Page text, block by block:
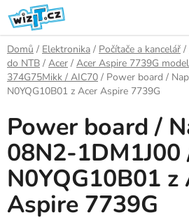
Přejít
na
obsah
Domů / Elektronika / Počítače a kancelář /
do NTB / Acer / Acer Aspire 7739G
374G75Mikk / AIC70 / Power board /
N0YQG10B01 z Acer Aspire 7739G
Power board /
08N2-1DM1J00
N0YQG10B01 z
Aspire 7739G